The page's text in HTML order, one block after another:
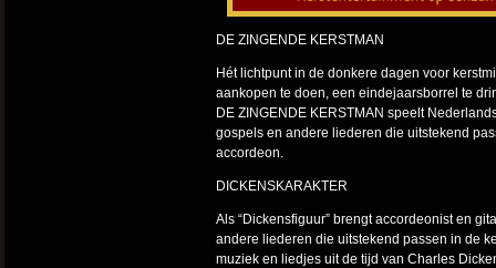
DE ZINGENDE KERSTMAN
Hét lichtpunt in de donkere dagen voor
aankopen te doen, een eindejaarsborrel te
DE ZINGENDE KERSTMAN speelt
gospels en andere liederen die uitstekend
accordeon.
DICKENSKARAKTER
Als “Dickensfiguur” brengt accordeonist en
andere liederen die uitstekend passen in de
muziek en liedjes uit de tijd van Charles